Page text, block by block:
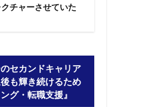
チャーさせていた
セカンドキャリア
も輝き続けるため
グ・転職支援』